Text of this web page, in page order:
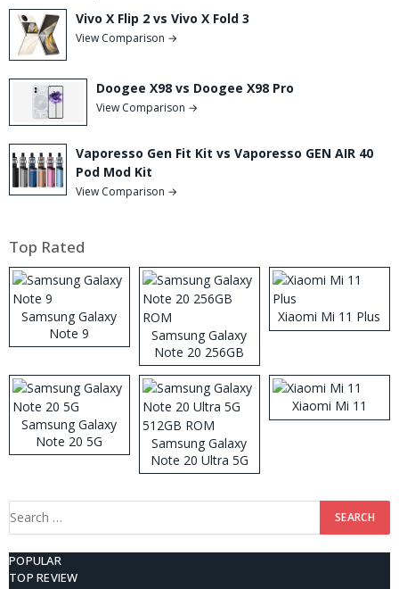
Vivo X Flip 2 vs Vivo X Fold 3
View Comparison →
Doogee X98 vs Doogee X98 Pro
View Comparison →
Vaporesso Gen Fit Kit vs Vaporesso GEN AIR 40
Pod Mod Kit
View Comparison →
Top Rated
Samsung Galaxy
Note 9
Samsung Galaxy
Note 20 256GB
ROM
Xiaomi Mi 11 Plus
Samsung Galaxy
Note 20 5G
Samsung Galaxy
Note 20 Ultra 5G
512GB ROM
Xiaomi Mi 11
Search
POPULAR
TOP REVIEW